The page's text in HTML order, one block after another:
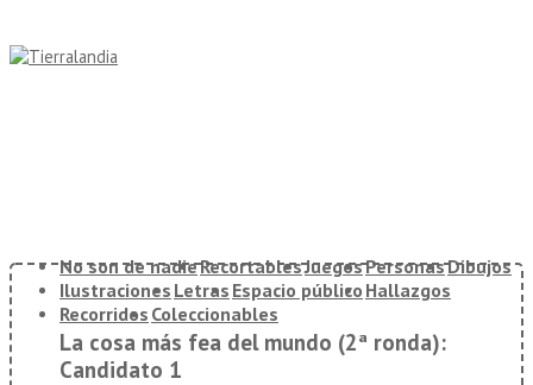
Saltar
al
Navegación
principal
No son de nadieRecortablesJuegosPersonasDibujos
Ilustraciones Letras Espacio público Hallazgos
Recorridos Coleccionables
La cosa más fea del mundo (2ª ronda):
Candidato 1